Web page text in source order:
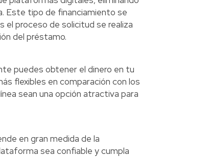
Este tipo de financiamiento se
el proceso de solicitud se realiza
del préstamo.
puedes obtener el dinero en tu
flexibles en comparación con los
sean una opción atractiva para
en gran medida de la
sea confiable y cumpla